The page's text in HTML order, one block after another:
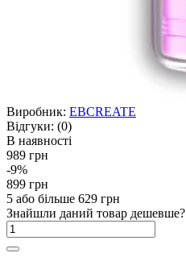
Виробник: EBCREATE
Відгуки: (0)
В наявності
989 грн
-9%
899 грн
5 або більше 629 грн
Знайшли даний товар дешевше?